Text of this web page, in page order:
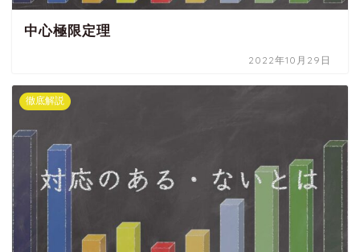
中心極限定理
2022年10月29日
徹底解説